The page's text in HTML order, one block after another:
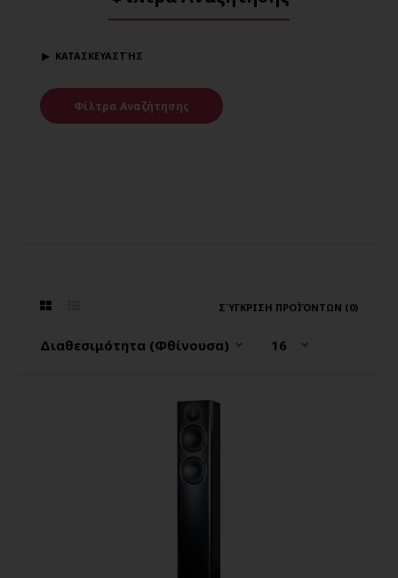
ΚΑΤΑΣΚΕΥΑΣΤΉΣ
Φίλτρα Αναζήτησης
ΣΎΓΚΡΙΣΗ ΠΡΟΪΌΝΤΩΝ (0)